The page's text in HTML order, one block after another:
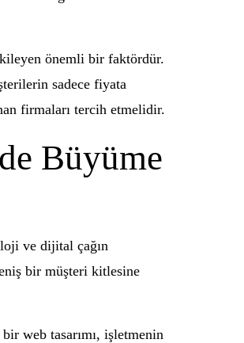
önemli bir faktördür.
sadece fiyata
firmaları tercih etmelidir.
Büyüme
ve dijital çağın
bir müşteri kitlesine
web tasarımı, işletmenin